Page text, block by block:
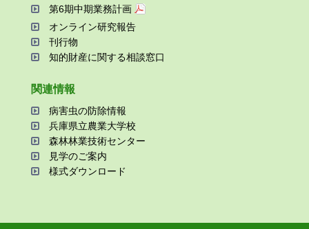
第6期中期業務計画
オンライン研究報告
刊⾏物
知的財産に関する相談窓⼝
関連情報
病害⾍の防除情報
兵庫県⽴農業⼤学校
森林林業技術センター
⾒学のご案内
様式ダウンロード